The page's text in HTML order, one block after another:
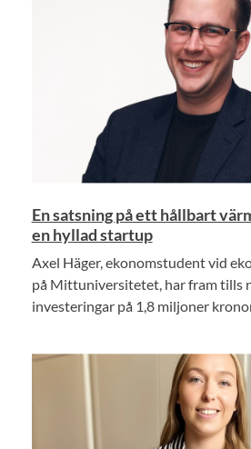
En satsning på ett hållbart
en hyllad startup
Axel Häger, ekonomstudent vid
på Mittuniversitetet, har fram tills
investeringar på 1,8 miljoner